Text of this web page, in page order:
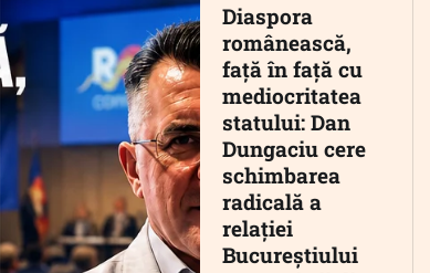
Diaspora
românească,
față în față cu
mediocritatea
statului: Dan
Dungaciu cere
schimbarea
radicală a
relației
Bucureștiului